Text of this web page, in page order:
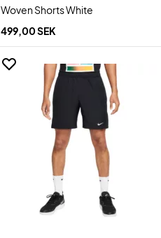
Woven Shorts White
499,00 SEK